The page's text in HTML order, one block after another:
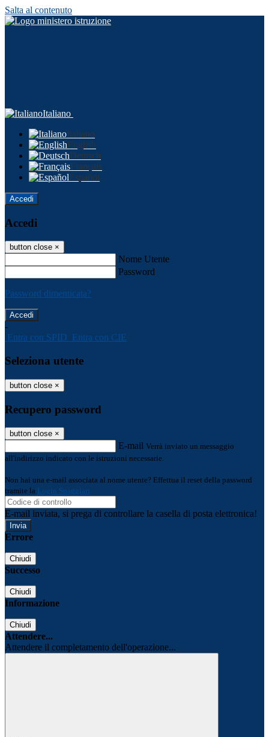
Salta al contenuto
Italiano
Italiano
English
Deutsch
Français
Español
Accedi
Accedi
button close ×
Nome Utente
Password
Password dimenticata?
-
Entra con SPID Entra con CIE
Seleziona utente
button close ×
Recupero password
button close ×
E-mail Verrà inviato un messaggio
all'indirizzo indicato con le istruzioni necessarie.
Non hai una e-mail associata al nome utente? Effettua il reset della password
tramite la Login Spaggiari
E-mail inviata, si prega di controllare la casella di posta elettronica!
Errore
Chiudi
Successo
Chiudi
Informazione
Chiudi
Attendere...
Attendere il completamento dell'operazione...